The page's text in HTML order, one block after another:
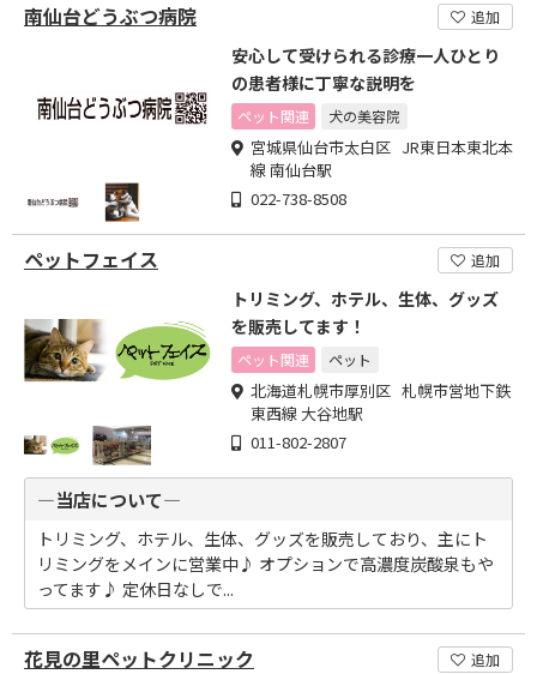
南仙台どうぶつ病院 追加
安心して受けられる診療一人ひとり
の患者様に丁寧な説明を
ペット関連 犬の美容院
宮城県仙台市太白区 JR東日本東北本
線 南仙台駅
022-738-8508
ペットフェイス 追加
トリミング、ホテル、生体、グッズ
を販売してます！
ペット関連 ペット
北海道札幌市厚別区 札幌市営地下鉄
東西線 大谷地駅
011-802-2807
―当店について―
トリミング、ホテル、生体、グッズを販売しており、主にト
リミングをメインに営業中♪ オプションで高濃度炭酸泉もや
ってます♪ 定休日なしで...
花見の里ペットクリニック 追加